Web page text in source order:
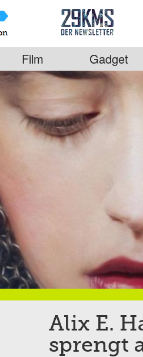
Film Gadget
Alix E.
sprengt